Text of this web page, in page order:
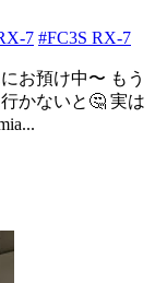
7 #FC3S RX-7
お預け中〜 もう
かないと🤔 実は